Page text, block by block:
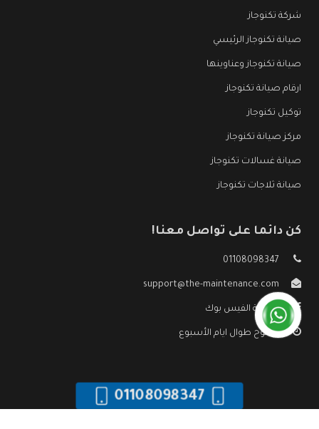
شركة تكنوجاز
صيانة تكنوجاز الرئيسي
صيانة تكنوجاز وعناوينها
ارقام صيانة تكنوجاز
توكيل تكنوجاز
مركز صيانة تكنوجاز
صيانة غسالات تكنوجاز
صيانة ثلاجات تكنوجاز
كن دائما على تواصل معنا!
01108098347
support@the-maintenance.com
صفحة الفيس بوك
مفتوح طوال ايام الأسبوع
01108098347